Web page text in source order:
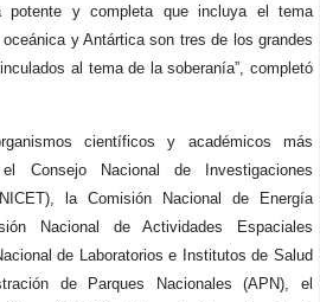
potente y completa que incluya el tema
y Antártica son tres de los grandes
al tema de la soberanía”, completó
científicos y académicos más
Consejo Nacional de Investigaciones
la Comisión Nacional de Energía
Nacional de Actividades Espaciales
de Laboratorios e Institutos de Salud
de Parques Nacionales (APN), el